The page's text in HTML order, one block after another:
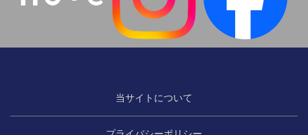
当サイトについて